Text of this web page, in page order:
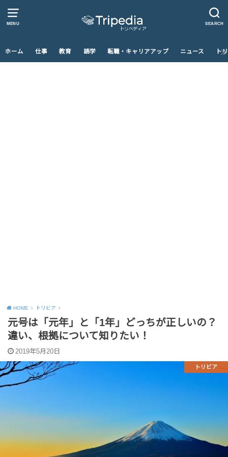
MENU SEARCH
ホーム 仕事 教育 語学 転職・キャリアアップ ニュース ト
HOME トリビア
元号は「元年」と「1年」どっちが正しいの？
違い、根拠について知りたい！
2019年5月20日
トリビア